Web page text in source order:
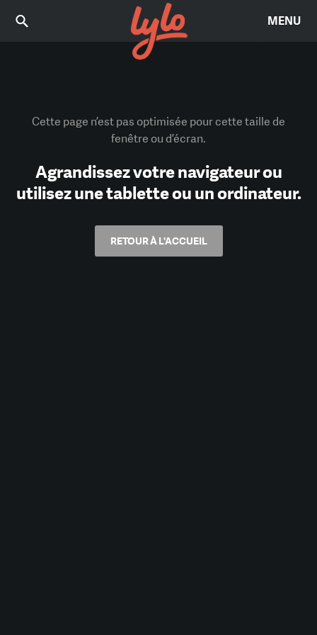
MENU
Cette page n’est pas optimisée pour cette taille de
fenêtre ou d’écran.
Agrandissez votre navigateur ou
utilisez une tablette ou un ordinateur.
RETOUR À L'ACCUEIL